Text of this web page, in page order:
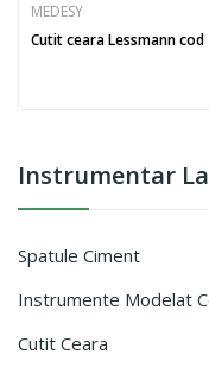
Instrumentar
Spatule Ciment
Instrumente Modelat
Cutit Ceara
MEDESY
Cutit ceara Lessmann cod